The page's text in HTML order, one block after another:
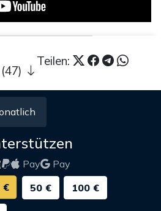
Teilen:
Pay
Pay
€ 50 € 100 €